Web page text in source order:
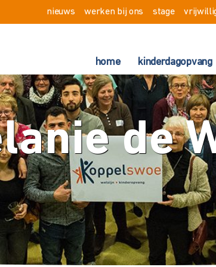
nieuws werken bij ons stage
home kinderdagopvang
de